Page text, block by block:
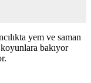
yem ve saman
bakıyor